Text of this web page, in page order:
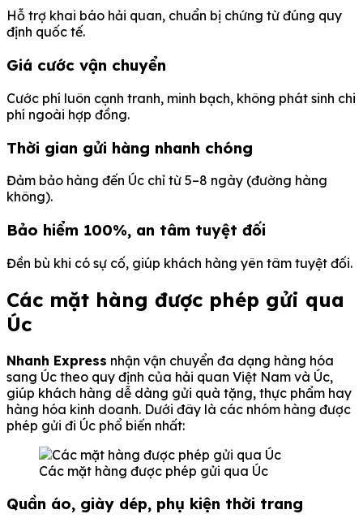
Hỗ trợ khai báo hải quan, chuẩn bị chứng từ đúng quy
định quốc tế.
Giá cước vận chuyển
Cước phí luôn cạnh tranh, minh bạch, không phát sinh chi
phí ngoài hợp đồng.
Thời gian gửi hàng nhanh chóng
Đảm bảo hàng đến Úc chỉ từ 5–8 ngày (đường hàng
không).
Bảo hiểm 100%, an tâm tuyệt đối
Đền bù khi có sự cố, giúp khách hàng yên tâm tuyệt đối.
Các mặt hàng được phép gửi qua
Úc
Nhanh Express nhận vận chuyển đa dạng hàng hóa
sang Úc theo quy định của hải quan Việt Nam và Úc,
giúp khách hàng dễ dàng gửi quà tặng, thực phẩm hay
hàng hóa kinh doanh. Dưới đây là các nhóm hàng được
phép gửi đi Úc phổ biến nhất:
Các mặt hàng được phép gửi qua Úc
Quần áo, giày dép, phụ kiện thời trang